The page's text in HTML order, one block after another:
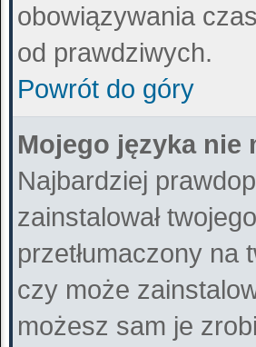
obowiązywania
od prawdziwych.
Powrót do góry
Mojego języka nie
Najbardziej
zainstalował
przetłumaczony
czy może
możesz sam je